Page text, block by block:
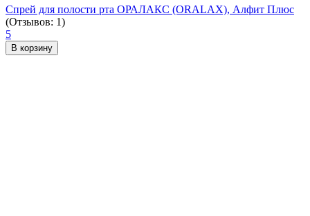
Спрей для полости рта ОРАЛАКС (ORALAX), Алфит Плюс
(Отзывов: 1)
5
В корзину